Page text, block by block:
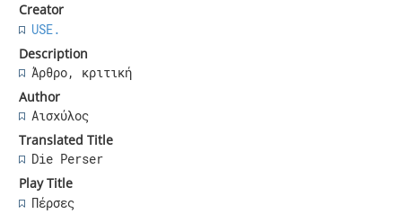
Creator
USE.
Description
Άρθρο, κριτική
Author
Αισχύλος
Translated Title
Die Perser
Play Title
Πέρσες